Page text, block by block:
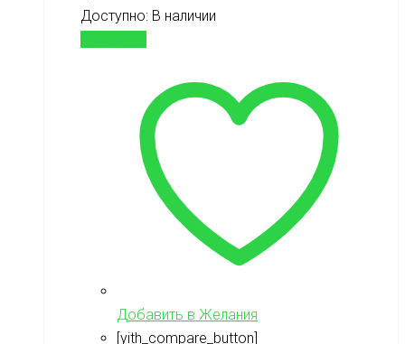
Доступно: В наличии
Добавить в Желания
[yith_compare_button]